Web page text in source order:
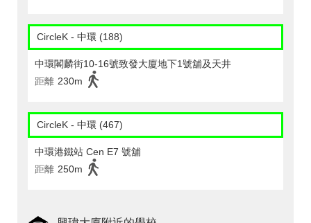
CircleK - 中環 (188)
中環閣麟街10-16號致發大廈地下1號舖及天井
距離 230m
CircleK - 中環 (467)
中環港鐵站 Cen E7 號舖
距離 250m